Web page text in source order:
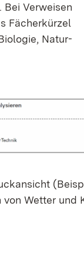
Ver­wei­sen
Fä­cher­kür­zel
Na­tur­
von Wet­ter und